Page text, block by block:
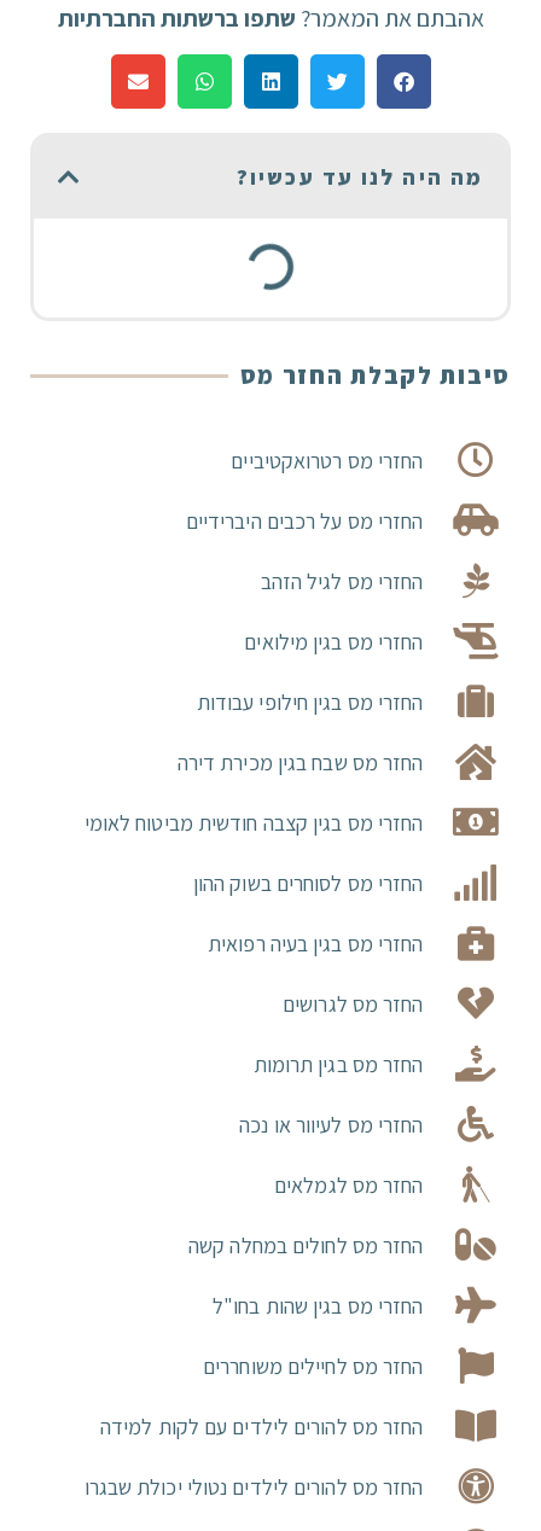
אהבתם את המאמר? שתפו ברשתות החברתיות
מה היה לנו עד עכשיו?
סיבות לקבלת החזר מס
החזרי מס רטרואקטיביים
החזרי מס על רכבים היברידיים
החזרי מס לגיל הזהב
החזרי מס בגין מילואים
החזרי מס בגין חילופי עבודות
החזר מס שבח בגין מכירת דירה
החזרי מס בגין קצבה חודשית מביטוח לאומי
החזרי מס לסוחרים בשוק ההון
החזרי מס בגין בעיה רפואית
החזר מס לגרושים
החזר מס בגין תרומות
החזרי מס לעיוור או נכה
החזר מס לגמלאים
החזר מס לחולים במחלה קשה
החזרי מס בגין שהות בחו"ל
החזר מס לחיילים משוחררים
החזר מס להורים לילדים עם לקות למידה
החזר מס להורים לילדים נטולי יכולת שבגרו